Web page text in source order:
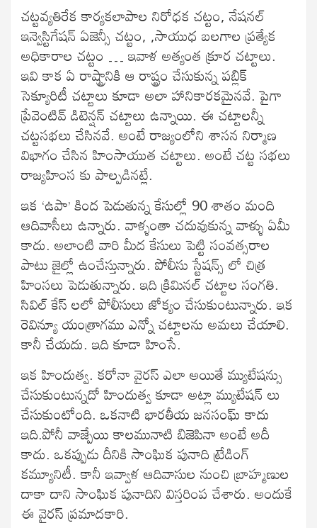
చట్టవ్యతిరేక కార్యకలాపాల నిరోధక చట్టం, నేషనల్
ఇన్వెస్టిగేషన్ ఏజెన్సీ చట్టం, ,సాయుధ బలగాల ప్రత్యేక
అధికారాల చట్టం … ఇవాళ అత్యంత క్రూర చట్టాలు.
ఇవి కాక ఏ రాష్ట్రానికి ఆ రాష్ట్రం చేసుకున్న పబ్లిక్
సెక్యూరిటీ చట్టాలు కూడా అలా హానికారకమైనవే. పైగా
ప్రేవెంటివ్ డిటెన్షన్ చట్టాలు ఉన్నాయి. ఈ చట్టాలన్నీ
చట్టసభలు చేసినవే. అంటే రాజ్యంలోని శాసన నిర్మాణ
విభాగం చేసిన హింసాయుత చట్టాలు. అంటే చట్ట సభలు
రాజ్యహింస కు పాల్పడినట్లే.
ఇక ‘ఉపా’ కింద పెడుతున్న కేసుల్లో 90 శాతం మంది
ఆదివాసీలు ఉన్నారు. వాళ్ళంతా చదువుకున్న వాళ్ళు ఏమీ
కాదు. అలాంటి వారి మీద కేసులు పెట్టి సంవత్సరాల
పాటు జైల్లో ఉంచేస్తున్నారు. పోలీసు స్టేషన్స్ లో చిత్ర
హింసలు పెడుతున్నారు. ఇది క్రిమినల్ చట్టాల సంగతి.
సివిల్ కేస్ లలో పోలీసులు జోక్యం చేసుకుంటున్నారు. ఇక
రెవిన్యూ యంత్రాగము ఎన్నో చట్టాలను అమలు చేయాలి.
కానీ చేయదు. ఇది కూడా హింసే.
ఇక హిందుత్వ. కరోనా వైరస్ ఎలా అయితే మ్యుటేషన్సు
చేసుకుంటున్నదో హిందుత్వ కూడా అట్లా మ్యుటేషన్ లు
చేసుకుంటోంది. ఒకనాటి భారతీయ జనసంఘ్ కాదు
ఇది.పోనీ వాజ్పేయి కాలమునాటి బిజెపినా అంటే అదీ
కాదు. ఒకప్పుడు దీనికి సాంఘిక పునాది ట్రేడింగ్
కమ్యూనిటీ. కానీ ఇవ్వాళ ఆదివాసుల నుంచి బ్రాహ్మణుల
దాకా దాని సాంఘిక పునాదిని విస్తరింప చేశారు. అందుకే
ఈ వైరస్ ప్రమాదకారి.